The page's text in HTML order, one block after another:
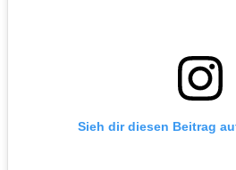
Sieh dir diesen Beitrag